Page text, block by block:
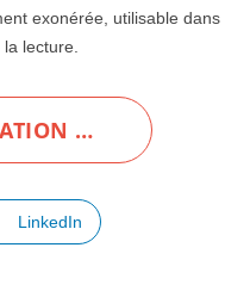
exonérée, utilisable dans
lecture.
…
LinkedIn